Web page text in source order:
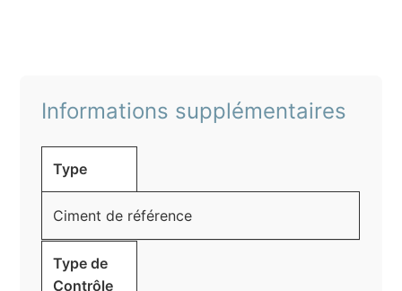
Informations supplémentaires
Type
Ciment de référence
Type de
Contrôle